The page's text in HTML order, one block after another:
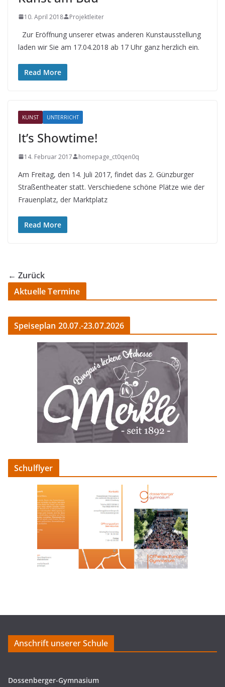
10. April 2018 Projektleiter
Zur Eröffnung unserer etwas anderen Kunstausstellung
laden wir Sie am 17.04.2018 ab 17 Uhr ganz herzlich ein.
Read More
KUNST UNTERRICHT
It’s Showtime!
14. Februar 2017 homepage_ct0qen0q
Am Freitag, den 14. Juli 2017, findet das 2. Günzburger
Straßentheater statt. Verschiedene schöne Plätze wie der
Frauenplatz, der Marktplatz
Read More
← Zurück
Aktuelle Termine
Speiseplan 20.07.-23.07.2026
Schulflyer
Anschrift unserer Schule
Dossenberger-Gymnasium